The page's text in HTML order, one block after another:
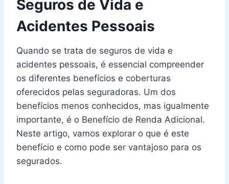
Seguros de Vida e
Acidentes Pessoais
Quando se trata de seguros de vida e
acidentes pessoais, é essencial compreender
os diferentes benefícios e coberturas
oferecidos pelas seguradoras. Um dos
benefícios menos conhecidos, mas igualmente
importante, é o Benefício de Renda Adicional.
Neste artigo, vamos explorar o que é este
benefício e como pode ser vantajoso para os
segurados.